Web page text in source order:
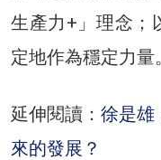
生產力+」理念；
定地作為穩定力量。
延伸閱讀： 徐是雄
來的發展？